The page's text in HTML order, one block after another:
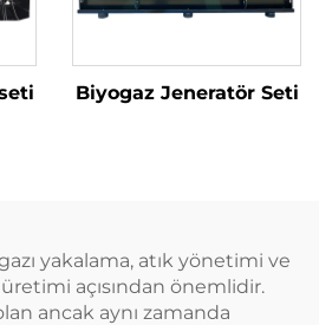
Biyogaz Jeneratör Seti
yakalama, atık yönetimi ve
açısından önemlidir.
ancak aynı zamanda